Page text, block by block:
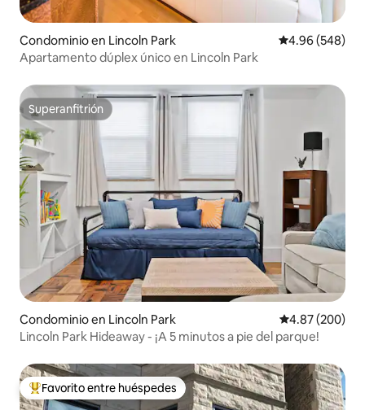
Condominio en Lincoln Park Calificación
4.96 (548)
Apartamento dúplex único en Lincoln Park
Superanfitrión
Superanfitrión
Condominio en Lincoln Park Calificación
4.87 (200)
Lincoln Park Hideaway - ¡A 5 minutos a pie del parque!
De los mejores en Favorito entre huéspedes
Favorito entre huéspedes